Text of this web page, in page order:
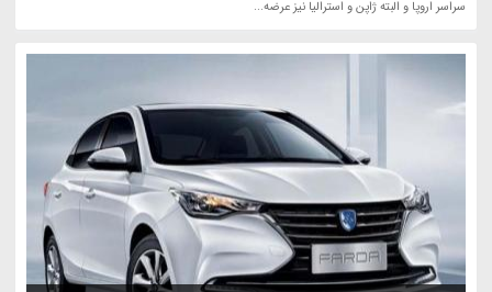
سراسر اروپا و البته ژاپن و استرالیا نیز عرضه...